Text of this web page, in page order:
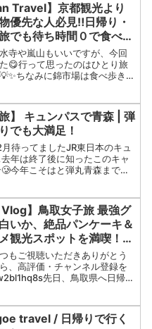
Travel】京都観光より
優先な人必見‼️日帰り・
でも待ち時間０で食べま
すすめスポット8選😋✨
行｜錦市場｜清水寺｜湯
｜濡れおかき｜生麩田楽
寺や嵐山もいいですが、今回
😋行って思ったのはひとり旅
ちなみに錦市場は食べ歩き
旅】 キュンパスで青森 | 弾
でも大満足！
待ってましたJR東日本のキュ
年は終了後に知ったこのキャ
今年こそはと弾丸青森まで行
をはるかに超える楽しさ！青森
べつくしの...
】鳥取女子旅 最強グ
いか、絶品パンケーキ＆
観光スポットを満喫！鳥
富海岸島めぐり遊覧船/
牧場/白兎神社/白兎海岸/
コナン空港
もご視聴いただきありがとう
、高評価・チャンネル登録を
先日、鳥取県へ日帰り
travel / 日帰りで行く